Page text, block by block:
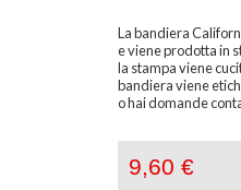
La bandiera
e viene prodotta in
la stampa viene
bandiera viene
o hai domande
9,60 €